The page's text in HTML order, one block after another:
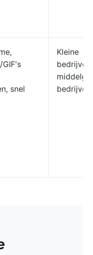
snel
Kleine
bedrijven,
bedrijven